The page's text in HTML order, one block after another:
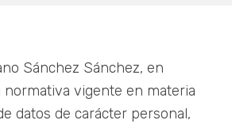
Sánchez Sánchez, en
normativa vigente en materia
datos de carácter personal,